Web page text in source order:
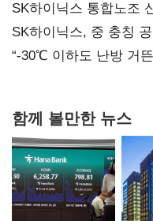
SK하이닉스 통합노조
불만 확산
SK하이닉스, 중 충칭
없어”
“-30℃ 이하도 난방 거
함께 볼만한 뉴스